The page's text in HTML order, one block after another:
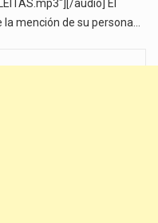
audio] El
mención de su persona…